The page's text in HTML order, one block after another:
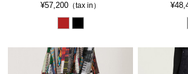
¥57,200 （tax in）